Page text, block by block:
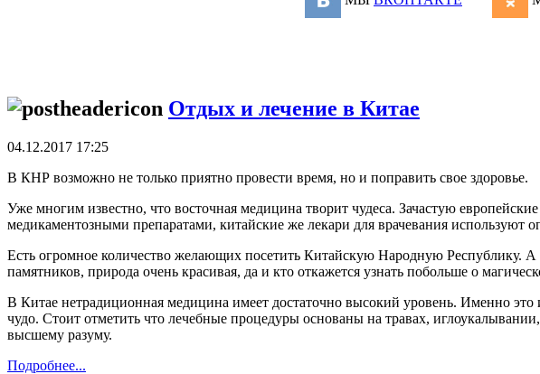
Отдых и лечение в Китае
04.12.2017 17:25
В КНР возможно не только приятно провести время, но и поправить свое здоровье.
Уже многим известно, что восточная медицина творит чудеса. Зачастую
медикаментозными препаратами, китайские же лекари для врачевания используют
Есть огромное количество желающих посетить Китайскую Народную Республику. А
памятников, природа очень красивая, да и кто откажется узнать побольше о
В Китае нетрадиционная медицина имеет достаточно высокий уровень. Именно это
чудо. Стоит отметить что лечебные процедуры основаны на травах,
высшему разуму.
Подробнее...